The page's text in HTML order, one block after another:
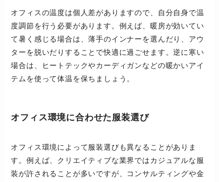
オフィスの温度は個人差がありますので、自分自身で温
度調節を行う必要があります。例えば、暖房が効いてい
て暑く感じる場合は、薄手のインナーを選んだり、アウ
ターを脱いだりすることで快適に過ごせます。逆に寒い
場合は、ヒートテックやカーディガンなどの暖かいアイ
テムを使って体温を保ちましょう。
オフィス環境に合わせた服装選び
オフィス環境によって服装選びも異なることがありま
す。例えば、クリエイティブな業界ではカジュアルな服
装が許されることが多いですが、コンサルティングや金